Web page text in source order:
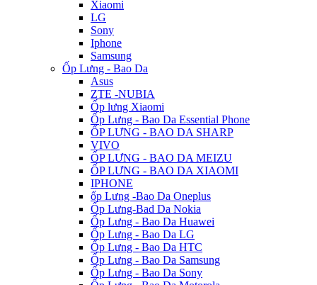
Xiaomi
LG
Sony
Iphone
Samsung
Ốp Lưng - Bao Da
Asus
ZTE -NUBIA
Ốp lưng Xiaomi
Ốp Lưng - Bao Da Essential Phone
ỐP LƯNG - BAO DA SHARP
VIVO
ỐP LƯNG - BAO DA MEIZU
ỐP LƯNG - BAO DA XIAOMI
IPHONE
ốp Lưng -Bao Da Oneplus
Ốp Lưng-Bad Da Nokia
Ốp Lưng - Bao Da Huawei
Ốp Lưng - Bao Da LG
Ốp Lưng - Bao Da HTC
Ốp Lưng - Bao Da Samsung
Ốp Lưng - Bao Da Sony